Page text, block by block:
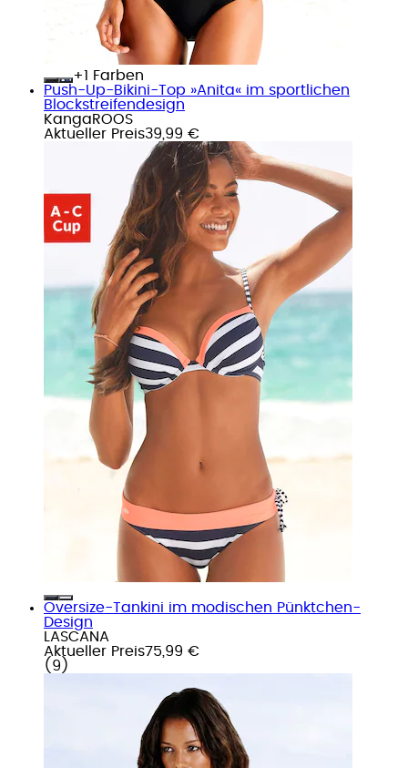
+
Farben
Push-Up-Bikini-Top »Anita« im sportlichen
Blockstreifendesign
KangaROOS
Aktueller Preis39,99 €
Oversize-Tankini im modischen Pünktchen-
Design
LASCANA
Aktueller Preis75,99 €
( 9 )